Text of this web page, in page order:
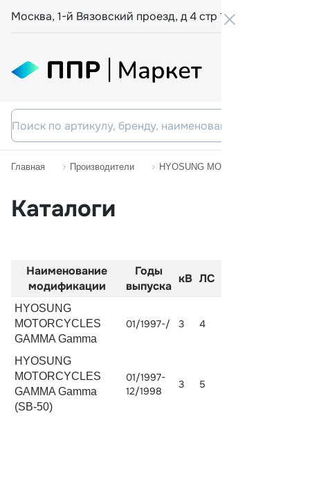
Москва, 1-й Вязовский проезд, д 4 стр 19
Главная Производители HYOSUNG MOTORCYCLES
Каталоги
Наименование
модификации
Годы
выпуска
кВ ЛС
HYOSUNG
MOTORCYCLES
GAMMA Gamma
01/1997-/ 3 4
HYOSUNG
MOTORCYCLES
GAMMA Gamma
(SB-50)
01/1997-
12/1998
3 5